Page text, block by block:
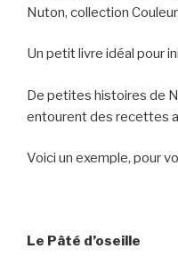
Nuton, collection
Un petit livre idéal pour
De petites histoires de
entourent des recettes
Voici un exemple, pour
Le Pâté d’oseille